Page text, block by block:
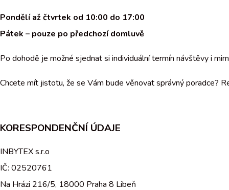
Pondělí až čtvrtek od 10:00 do 17:00
Pátek – pouze po předchozí domluvě
Po dohodě je možné sjednat si individuální termín návštěvy i
Chcete mít jistotu, že se Vám bude věnovat správný poradce?
KORESPONDENČNÍ ÚDAJE
INBYTEX s.r.o
IČ: 02520761
Na Hrázi 216/5, 18000 Praha 8 Libeň